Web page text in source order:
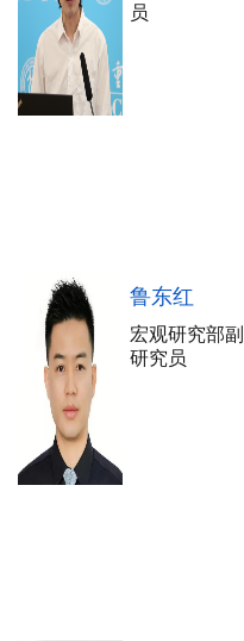
员
鲁东红
宏观研究部副
研究员